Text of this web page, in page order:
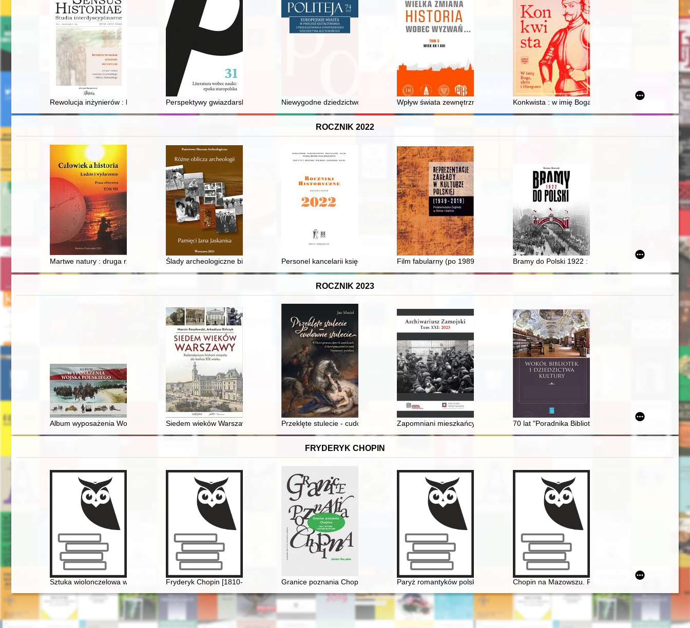
Rewolucja inżynierów : komunistyczni studenci na uczelniach II Rzeczypospolitej i ich doświadczenia formacyjne
Perspektywy gwiazdarskie" : lunety w literaturze i piśmiennictwie naukowym polskiego baroku
Niewygodne dziedzictwo? : znaczenie pogańskiego antyku w przestrzeni chrześcijańskiego Rzymu = Uncomfortable
Wpływ świata zewnętrznego na polską transformację ustrojową (1985-2004)
Konkwista : w imię Boga, złota i Hiszpanii
ROCZNIK 2022
Martwe natury : druga rzeczywistość w malarstwie Felixa NussbaumaŚlady archeologiczne bitwy pod Żyrzynem stoczonej dnia 8 sierpnia 1863 roku, jako przykład działań konserwatorskich
Personel kancelarii księcia Bernarda świdnickiego (1307-1326)
Film fabularny (po 1989) Bramy do Polski 1922 : katalog wystawy
ROCZNIK 2023
Album wyposażenia Wojska Polskiego : reprint wydania z 1933 roku uzupełniony o broń i sprzęt z lat 1933-1939
Siedem wieków Warszawy : kalendarium historii miasta do końca XIX wieku
Przeklęte stulecie - cudowne stulecie : o kompensacyjnych aspektach dziewiętnastowiecznej literatury polskiej
Zapomniani mieszkańcy Podwala Reformackiego w Zamościu = The forgotten
70 lat "Poradnika Bibliotekarza" w opinii jego
FRYDERYK CHOPIN
Sztuka wiolonczelowa w polskiej i rosyjskiej kulturze muzycznej II połowy XIX wieku w aspekcie transmisji dzieł Fryderyka Chopina
Fryderyk Chopin [1810-1849]. KorzenieGranice poznania Chopina. Płeć, historia i gatunek muzycznyParyż romantyków polskich: Mickiewicz, Słowacki, Chopin, Krasiński, Norwid
Chopin na Mazowszu. Przewodnik po miejscach